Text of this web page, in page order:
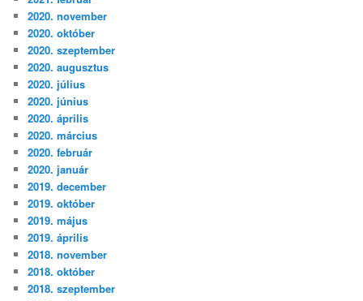
2020. november
2020. október
2020. szeptember
2020. augusztus
2020. július
2020. június
2020. április
2020. március
2020. február
2020. január
2019. december
2019. október
2019. május
2019. április
2018. november
2018. október
2018. szeptember